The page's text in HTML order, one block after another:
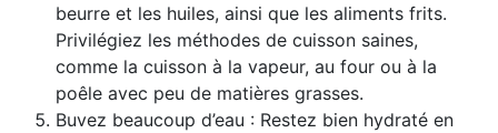
beurre et les huiles, ainsi que les aliments frits.
Privilégiez les méthodes de cuisson saines,
comme la cuisson à la vapeur, au four ou à la
poêle avec peu de matières grasses.
Buvez beaucoup d’eau : Restez bien hydraté en